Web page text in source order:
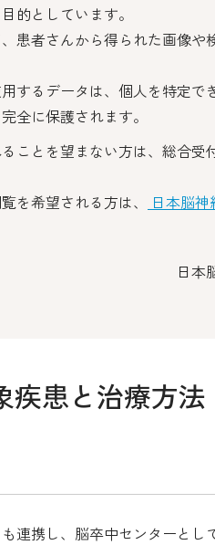
的としています。
患者さんから得られた画像や
するデータは、個人を特定で
全に保護されます。
ことを望まない方は、総合受
を希望される方は、
日本脳
日本
疾患と治療方法
連携し、脳卒中センターと